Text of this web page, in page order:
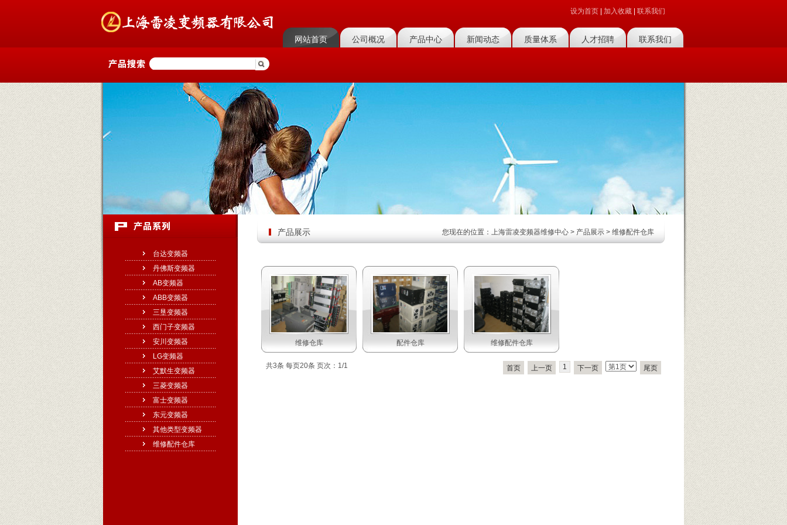
设为首页 加入收藏 联系我们
网站首页 公司概况 产品中心 新闻动态 质量体系 人才招聘 联系我们
台达变频器
丹佛斯变频器
AB变频器
ABB变频器
三垦变频器
西门子变频器
安川变频器
LG变频器
艾默生变频器
三菱变频器
富士变频器
东元变频器
其他类型变频器
维修配件仓库
产品展示 您现在的位置： 上海雷凌变频器维修中心 > 产品展示 > 维修配件仓库
维修仓库 配件仓库 维修配件仓库
共3条 每页20条 页次：1/1 首页 上一页 1 下一页 尾页